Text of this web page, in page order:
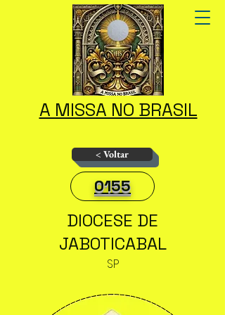
A MISSA NO BRASIL
< Voltar
0155
DIOCESE DE
JABOTICABAL
SP